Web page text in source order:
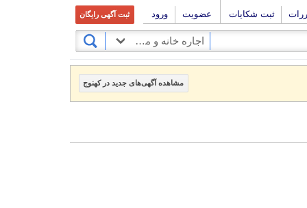
ثبت شکایات عضویت ورود ثبت آگهی رایگان
اجاره خانه و مستقلات
مشاهده آگهی‌های جدید در کهنوج